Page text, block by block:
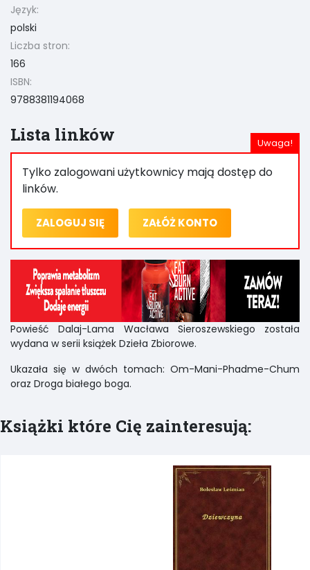
Język:
polski
Liczba stron:
166
ISBN:
9788381194068
Lista linków
Tylko zalogowani użytkownicy mają dostęp do
linków.
ZALOGUJ SIĘ ZAŁÓŻ KONTO
Powieść Dalaj-Lama Wacława Sieroszewskiego została
wydana w serii książek Dzieła Zbiorowe.
Ukazała się w dwóch tomach: Om-Mani-Phadme-Chum
oraz Droga białego boga.
Książki które Cię zainteresują: